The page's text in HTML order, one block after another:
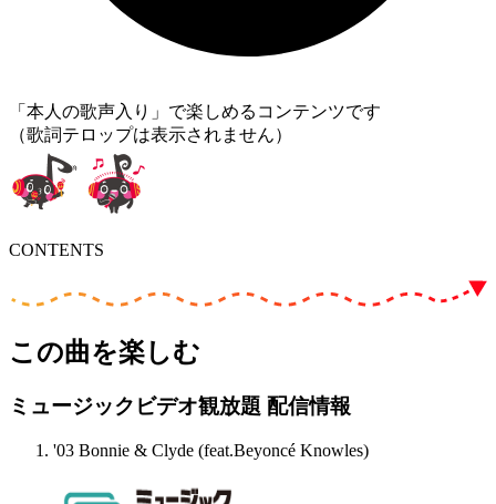
「本人の歌声入り」で楽しめるコンテンツです
（歌詞テロップは表示されません）
CONTENTS
この曲を楽しむ
ミュージックビデオ観放題 配信情報
'03 Bonnie & Clyde (feat.Beyoncé Knowles)